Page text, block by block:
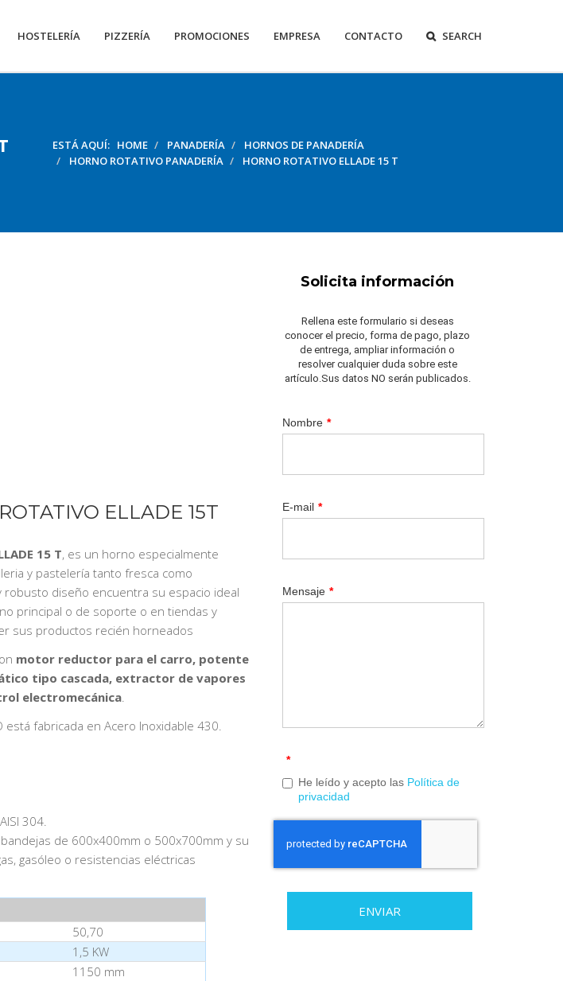
HOSTELERÍA PIZZERÍA PROMOCIONES EMPRESA CONTACTO SEARCH
ESTÁ AQUÍ: HOME PANADERÍA
HORNOS DE PANADERÍA
HORNO ROTATIVO PANADERÍA
HORNO ROTATIVO ELLADE 15 T
ELLADE 15T
15 T, es un horno especialmente
y pastelería tanto fresca como
robusto diseño encuentra su espacio ideal
principal o de soporte o en tiendas y
sus productos recién horneados
motor reductor para el carro, potente
tipo cascada, extractor de vapores
electromecánica.
está fabricada en Acero Inoxidable 430.
304.
de 600x400mm o 500x700mm y su
gasóleo o resistencias eléctricas
50,70
1,5 KW
1150 mm
Solicita información
Rellena este formulario si deseas
conocer el precio, forma de pago, plazo
de entrega, ampliar información o
resolver cualquier duda sobre este
artículo.Sus datos NO serán publicados.
Nombre *
E-mail *
Mensaje *
*
He leído y acepto las Política de
privacidad
ENVIAR